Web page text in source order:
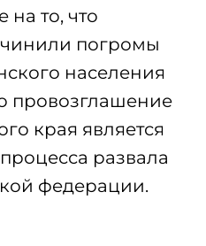
то, что
погромы
населения
провозглашение
края является
развала
федерации.